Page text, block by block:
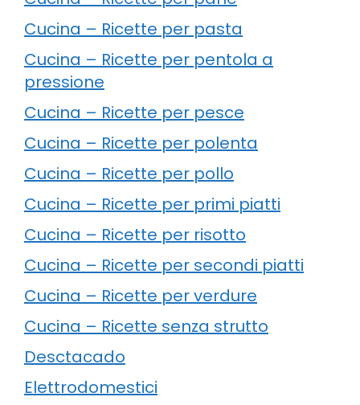
Cucina – Ricette per pasta
Cucina – Ricette per pentola a
pressione
Cucina – Ricette per pesce
Cucina – Ricette per polenta
Cucina – Ricette per pollo
Cucina – Ricette per primi piatti
Cucina – Ricette per risotto
Cucina – Ricette per secondi piatti
Cucina – Ricette per verdure
Cucina – Ricette senza strutto
Desctacado
Elettrodomestici